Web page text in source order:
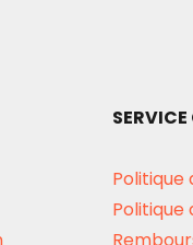
Politique
Politique